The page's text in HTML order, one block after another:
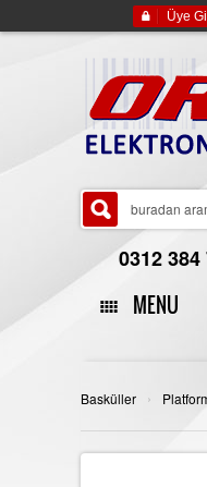
Üye
0312
MENU
Basküller ›